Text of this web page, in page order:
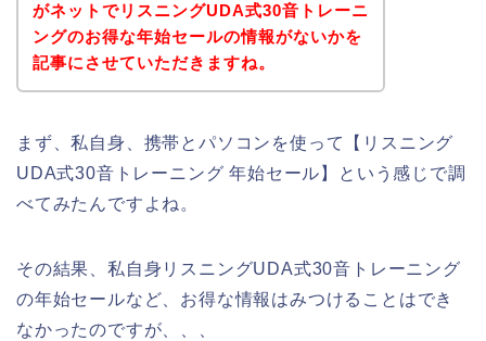
がネットでリスニングUDA式30音トレーニ
ングのお得な年始セールの情報がないかを
記事にさせていただきますね。
まず、私自身、携帯とパソコンを使って【リスニング
UDA式30音トレーニング 年始セール】という感じで調
べてみたんですよね。
その結果、私自身リスニングUDA式30音トレーニング
の年始セールなど、お得な情報はみつけることはでき
なかったのですが、、、